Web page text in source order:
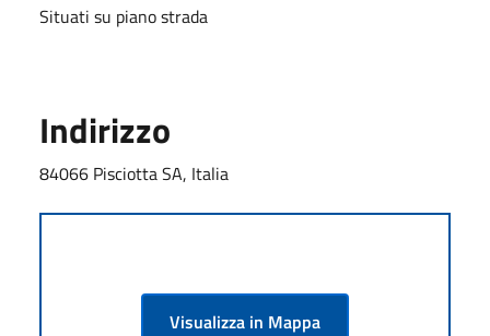
Situati su piano strada
Indirizzo
84066 Pisciotta SA, Italia
Visualizza in Mappa